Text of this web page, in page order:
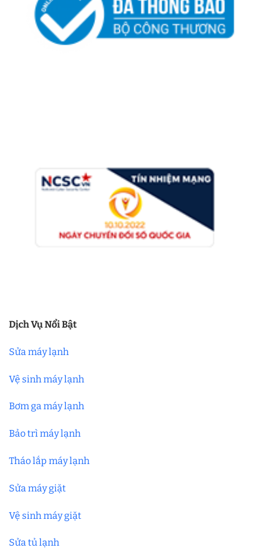
Dịch Vụ Nổi Bật
Sửa máy lạnh
Vệ sinh máy lạnh
Bơm ga máy lạnh
Bảo trì máy lạnh
Tháo lắp máy lạnh
Sửa máy giặt
Vệ sinh máy giặt
Sửa tủ lạnh